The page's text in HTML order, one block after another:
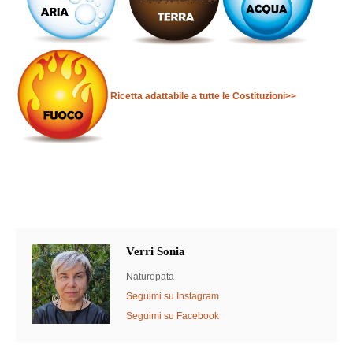
Ricetta adattabile a tutte le Costituzioni>>
Verri Sonia
Naturopata
Seguimi su Instagram
Seguimi su Facebook